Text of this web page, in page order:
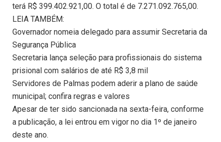
terá R$ 399.402.921,00. O total é de 7.271.092.765,00.
LEIA TAMBÉM:
Governador nomeia delegado para assumir Secretaria da
Segurança Pública
Secretaria lança seleção para profissionais do sistema
prisional com salários de até R$ 3,8 mil
Servidores de Palmas podem aderir a plano de saúde
municipal; confira regras e valores
Apesar de ter sido sancionada na sexta-feira, conforme
a publicação, a lei entrou em vigor no dia 1º de janeiro
deste ano.